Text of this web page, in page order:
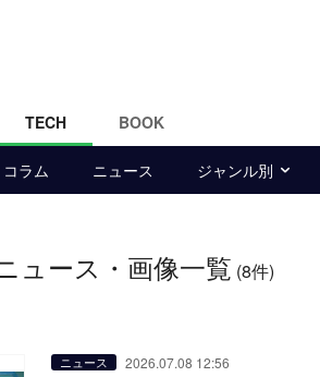
TECH BOOK
コラム ニュース ジャンル別
ュース・画像一覧 (8件)
ニュース 2026.07.08 12:56